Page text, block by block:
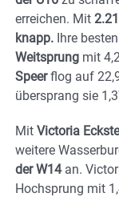
erreichen. Mit
knapp. Ihre
Weitsprung mit
Speerflog auf
übersprang sie
Mit Victoria
weitere
der W14an.
Hochsprung mit